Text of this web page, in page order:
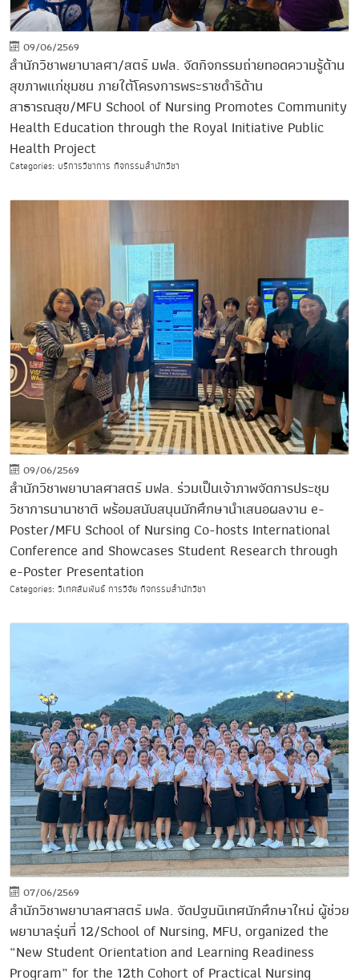
09/06/2569
สำนักวิชาพยาบาลศา/สตร์ มฟล. จัดกิจกรรมถ่ายทอดความรู้ด้าน
สุขภาพแก่ชุมชน ภายใต้โครงการพระราชดำริด้าน
สาธารณสุข/MFU School of Nursing Promotes Community
Health Education through the Royal Initiative Public
Health Project
Categories: บริการวิชาการ กิจกรรมสำนักวิชา
09/06/2569
สำนักวิชาพยาบาลศาสตร์ มฟล. ร่วมเป็นเจ้าภาพจัดการประชุม
วิชาการนานาชาติ พร้อมสนับสนุนนักศึกษานำเสนอผลงาน e-
Poster/MFU School of Nursing Co-hosts International
Conference and Showcases Student Research through
e-Poster Presentation
Categories: วิเทศสัมพันธ์ การวิจัย กิจกรรมสำนักวิชา
07/06/2569
สำนักวิชาพยาบาลศาสตร์ มฟล. จัดปฐมนิเทศนักศึกษาใหม่ ผู้ช่วย
พยาบาลรุ่นที่ 12/School of Nursing, MFU, organized the
“New Student Orientation and Learning Readiness
Program” for the 12th Cohort of Practical Nursing